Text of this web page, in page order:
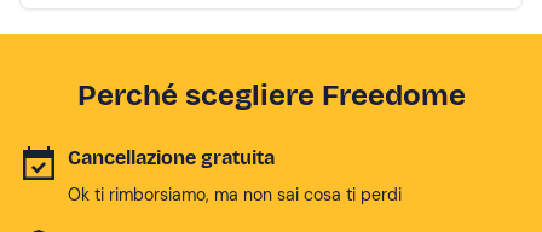
Perché scegliere Freedome
Cancellazione gratuita
Ok ti rimborsiamo, ma non sai cosa ti perdi